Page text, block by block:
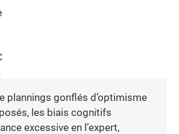
plannings gonflés d’optimisme
les biais cognitifs
excessive en l’expert,